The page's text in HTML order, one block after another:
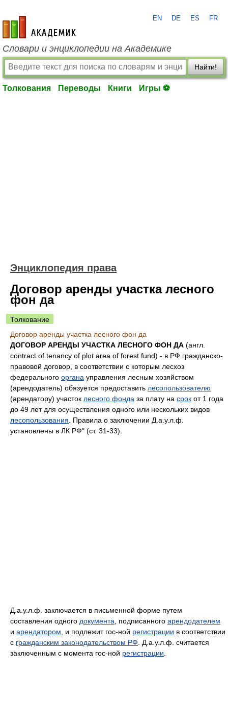
academic.ru
EN DE ES FR
Словари и энциклопедии на Академике
Найти!
Толкования Переводы Книги Игры ⚽
Энциклопедия права
Договор аренды участка лесного
фон да
Толкование
Договор аренды участка лесного фон да
ДОГОВОР АРЕНДЫ УЧАСТКА ЛЕСНОГО ФОН ДА (англ.
contract of tenancy of plot area of forest fund) - в РФ гражданско-
правовой договор, в соответствии с которым лесхоз
федерального органа управления лесным хозяйством
(арендодатель) обязуется предоставить лесопользователю
(арендатору) участок лесного фонда за плату на срок от 1 года
до 49 лет для осуществления одного или нескольких видов
лесопользования . Правила о заключении Д.а.у.л.ф.
установлены в ЛК РФ" (ст. 31-33).
Д.а.у.л.ф. заключается в письменной форме путем
составления одного документа , подписанного арендодателем
и арендатором , и подлежит гос-ной регистрации в соответствии
с гражданским законодательством РФ . Д.а.у.л.ф. считается
заключенным с момента гос-ной регистрации